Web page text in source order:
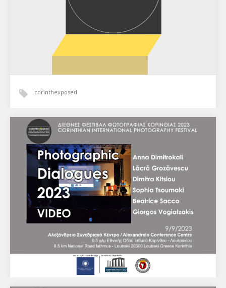
Πρόγραμμα εκδηλώσεων
Corinth Exposed / Ημέρες φωτογραφίας Κορινθίας
corinthexposed